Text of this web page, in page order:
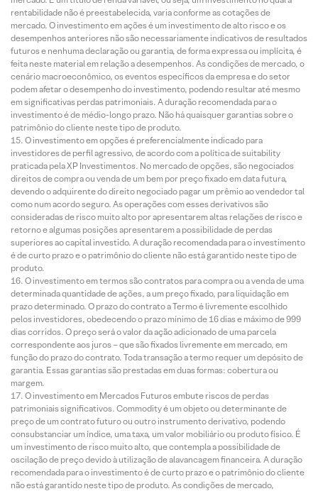
rentabilidade não é preestabelecida, varia conforme as cotações de
mercado. O investimento em ações é um investimento de alto risco e os
desempenhos anteriores não são necessariamente indicativos de resultados
futuros e nenhuma declaração ou garantia, de forma expressa ou implícita, é
feita neste material em relação a desempenhos. As condições de mercado, o
cenário macroeconômico, os eventos específicos da empresa e do setor
podem afetar o desempenho do investimento, podendo resultar até mesmo
em significativas perdas patrimoniais. A duração recomendada para o
investimento é de médio-longo prazo. Não há quaisquer garantias sobre o
patrimônio do cliente neste tipo de produto.
O investimento em opções é preferencialmente indicado para
investidores de perfil agressivo, de acordo com a política de suitability
praticada pela XP Investimentos. No mercado de opções, são negociados
direitos de compra ou venda de um bem por preço fixado em data futura,
devendo o adquirente do direito negociado pagar um prêmio ao vendedor tal
como num acordo seguro. As operações com esses derivativos são
consideradas de risco muito alto por apresentarem altas relações de risco e
retorno e algumas posições apresentarem a possibilidade de perdas
superiores ao capital investido. A duração recomendada para o investimento
é de curto prazo e o patrimônio do cliente não está garantido neste tipo de
produto.
O investimento em termos são contratos para compra ou a venda de uma
determinada quantidade de ações, a um preço fixado, para liquidação em
prazo determinado. O prazo do contrato a Termo é livremente escolhido
pelos investidores, obedecendo o prazo mínimo de 16 dias e máximo de 999
dias corridos. O preço será o valor da ação adicionado de uma parcela
correspondente aos juros – que são fixados livremente em mercado, em
função do prazo do contrato. Toda transação a termo requer um depósito de
garantia. Essas garantias são prestadas em duas formas: cobertura ou
margem.
O investimento em Mercados Futuros embute riscos de perdas
patrimoniais significativos. Commodity é um objeto ou determinante de
preço de um contrato futuro ou outro instrumento derivativo, podendo
consubstanciar um índice, uma taxa, um valor mobiliário ou produto físico. É
um investimento de risco muito alto, que contempla a possibilidade de
oscilação de preço devido à utilização de alavancagem financeira. A duração
recomendada para o investimento é de curto prazo e o patrimônio do cliente
não está garantido neste tipo de produto. As condições de mercado,